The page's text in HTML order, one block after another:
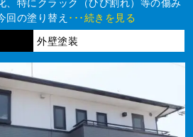
回の塗り替え ･･･続きを見る
外壁塗装